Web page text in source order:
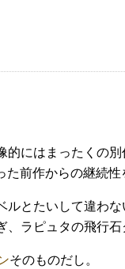
的にはまったくの
前作からの継続性
とたいして違わ
ラピュタの飛行石
そのものだし。